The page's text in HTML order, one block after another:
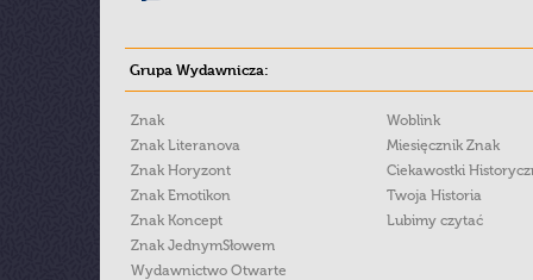
Grupa Wydawnicza:
Znak
Znak Literanova
Znak Horyzont
Znak Emotikon
Znak Koncept
Znak JednymSłowem
Wydawnictwo Otwarte
Woblink
Miesięcznik Znak
Ciekawostki
Twoja Historia
Lubimy czytać